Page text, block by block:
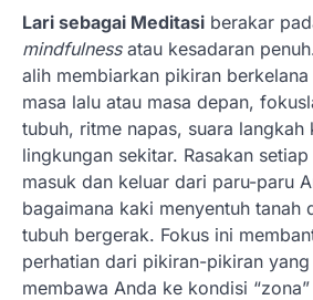
Lari sebagai Meditasi berakar
mindfulnessatau kesadaran
alih membiarkan pikiran
masa lalu atau masa depan,
tubuh, ritme napas, suara langkah
lingkungan sekitar. Rasakan
masuk dan keluar dari paru-paru
bagaimana kaki menyentuh tanah
tubuh bergerak. Fokus ini
perhatian dari pikiran-pikiran
membawa Anda ke kondisi